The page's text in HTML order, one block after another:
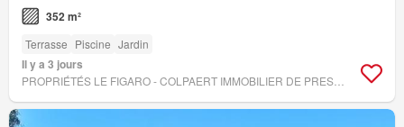
352 m²
Terrasse Piscine Jardin
Il y a 3 jours